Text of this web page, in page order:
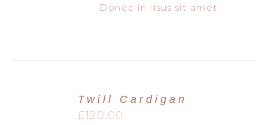
Donec in risus sit amet
Twill Cardigan
£120.00